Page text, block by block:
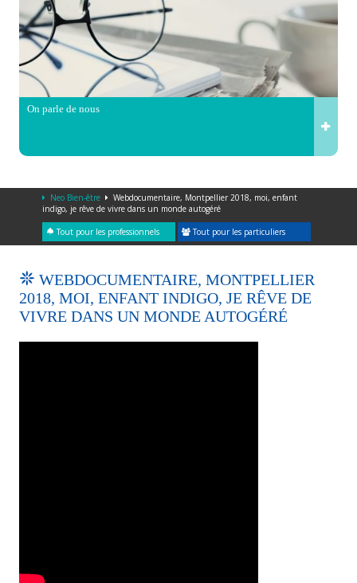
On parle de nous
Neo Bien-être
Webdocumentaire, Montpellier 2018, moi, enfant
indigo, je rêve de vivre dans un monde autogéré
Tout pour les professionnels Tout pour les particuliers
WEBDOCUMENTAIRE, MONTPELLIER
2018, MOI, ENFANT INDIGO, JE RÊVE DE
VIVRE DANS UN MONDE AUTOGÉRÉ